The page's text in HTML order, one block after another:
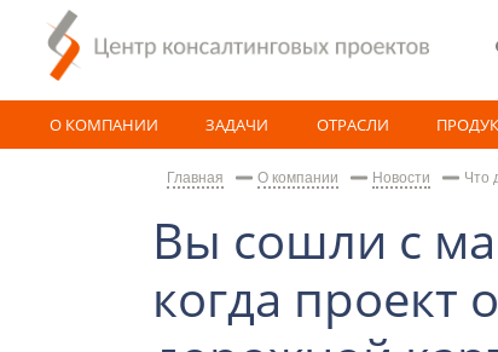
О КОМПАНИИ ЗАДАЧИ ОТРАСЛИ
Главная О компании Новости Что
Вы сошли с
когда проект